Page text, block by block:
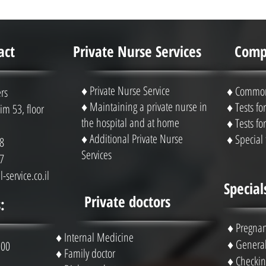
Private doctors
♦ Internal Medicine
♦ Family doctor
53, floor
service.co.il
Private Nurse Services
♦ Private Nurse Service
♦ Maintaining a private nurse in
the hospital and at home
♦ Additional Private Nurse
Services
♦
♦ Tests
♦ Tests
♦ Special
♦
♦
♦